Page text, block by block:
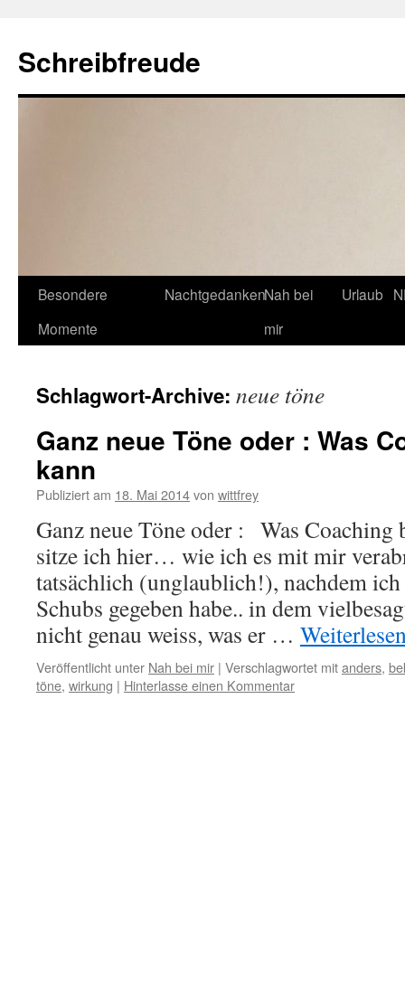
Schreibfreude
Besondere
Momente
NachtgedankenNah bei
mir
Urlaub
Schlagwort-Archive: neue töne
Ganz neue Töne oder : Was
kann
Publiziert am 18. Mai 2014von wittfrey
Ganz neue Töne oder : Was Coaching
sitze ich hier… wie ich es mit mir
tatsächlich (unglaublich!), nachdem
Schubs gegeben habe.. in dem
nicht genau weiss, was er …
Veröffentlicht unter Nah bei mir | Verschlagwortet mitanders,
töne, wirkung | Hinterlasse einen Kommentar